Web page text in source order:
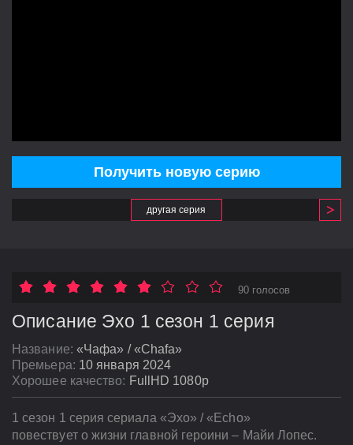
Получить новую серию
другая серия
Описание Эхо 1 сезон 1 серия
Название: «Чафа» / «Chafa»
Премьера: 10 января 2024
Хорошее качество: FullHD 1080p
90 голосов
1 сезон 1 серия сериала «Эхо» / «Echo»
повествует о жизни главной героини – Майи Лопес.